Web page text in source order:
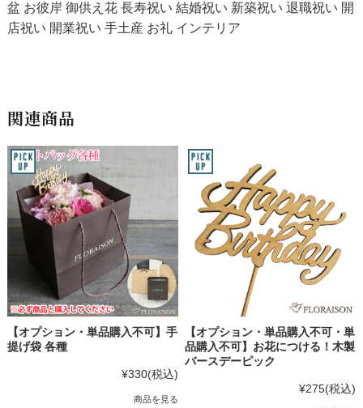
盆 お彼岸 御供え花 長寿祝い 結婚祝い 新築祝い 退職祝い 開
店祝い 開業祝い 手土産 お礼 インテリア
関連商品
【オプション・単品購入不可】手
提げ袋 各種
¥330(税込)
商品を見る
【オプション・単品購入不可・単
品購入不可】お花につける！木製
バースデーピック
¥275(税込)